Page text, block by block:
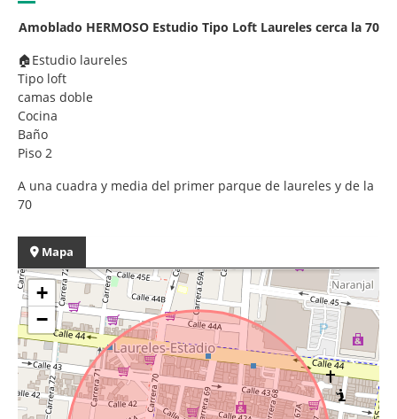
Amoblado HERMOSO Estudio Tipo Loft Laureles cerca la 70
🏠Estudio laureles
Tipo loft
camas doble
Cocina
Baño
Piso 2
A una cuadra y media del primer parque de laureles y de la
70
Mapa
+
−